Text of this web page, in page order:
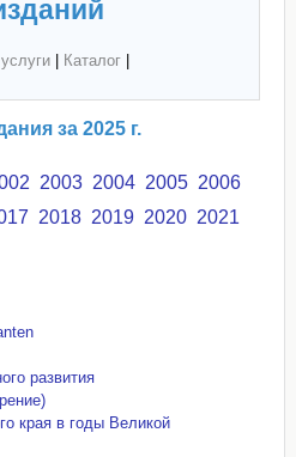
| Каталог|
за 2025 г.
2003 2004 2005 2006
2018 2019 2020 2021
развития
края в годы Великой